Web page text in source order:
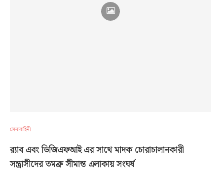
সেনাবাহিনী
র‌্যাব এবং ডিজিএফআই এর সাথে মাদক চোরাচালানকারী
সন্ত্রাসীদের তমব্রু সীমান্ত এলাকায় সংঘর্ষ